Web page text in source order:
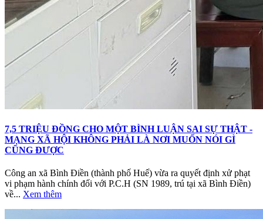
7,5 TRIỆU ĐỒNG CHO MỘT BÌNH LUẬN SAI SỰ THẬT -
MẠNG XÃ HỘI KHÔNG PHẢI LÀ NƠI MUỐN NÓI GÌ
CŨNG ĐƯỢC
Công an xã Bình Điền (thành phố Huế) vừa ra quyết định xử phạt
vi phạm hành chính đối với P.C.H (SN 1989, trú tại xã Bình Điền)
về... Xem thêm